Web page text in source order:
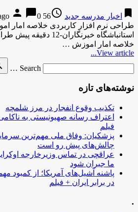
bookmark اخبار مدرسه جدید access_time
56 years ago
person chat_bubble0
طراحی نرم افزار کاربردی خلاصه امار
استانباشگاه خبرنگاران-
خلاصه امار اموزش …
View article...
Search …
نوشته‌های تازه
تکذیب وقوع انفجار در مرز شلمچه
اعتراف رسانه صهیونیستی به
فیلم
پزشکیان: وفاق ملی مهم‌ترین
چالش‌های پیش رو است
عراقچی در تماس وزیرخارجه
ما جبران شود
پاشنه آشیل‌های آمریکا؛ از کمبود
در برابر ایران + فیلم
.